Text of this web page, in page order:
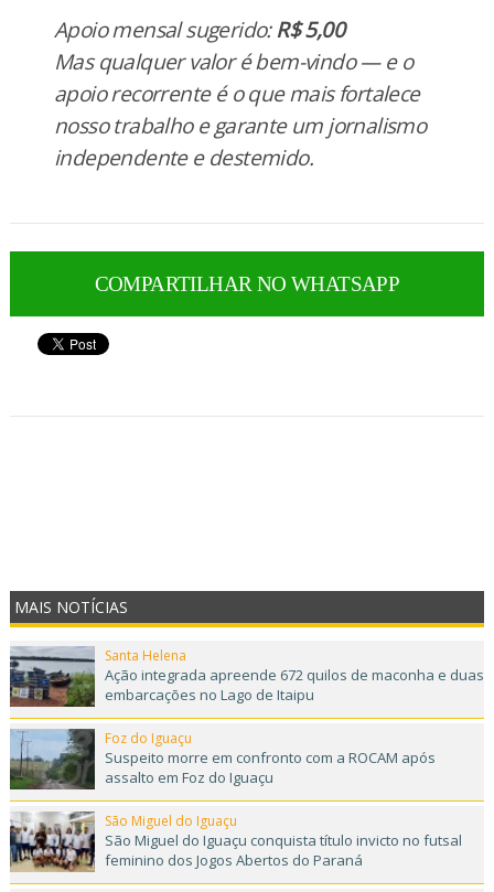
Apoio mensal sugerido:R$ 5,00
Mas qualquer valor é bem-vindo — e o
apoio recorrente é o que mais fortalece
nosso trabalho e garante um jornalismo
independente e destemido.
COMPARTILHAR NO WHATSAPP
MAIS NOTÍCIAS
Santa Helena
Ação integrada apreende 672 quilos de maconha e duas
embarcações no Lago de Itaipu
Foz do Iguaçu
Suspeito morre em confronto com a ROCAM após
assalto em Foz do Iguaçu
São Miguel do Iguaçu
São Miguel do Iguaçu conquista título invicto no futsal
feminino dos Jogos Abertos do Paraná